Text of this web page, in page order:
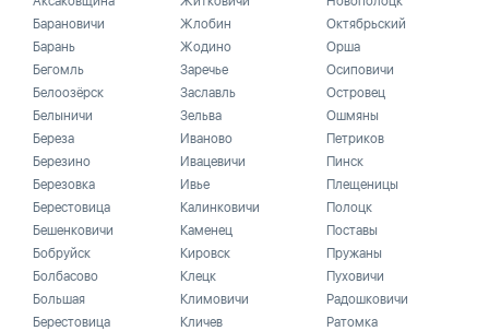
Барановичи
Барань
Бегомль
Белоозёрск
Белыничи
Береза
Березино
Березовка
Берестовица
Бешенковичи
Бобруйск
Болбасово
Большая
Берестовица
Жлобин
Жодино
Заречье
Заславль
Зельва
Иваново
Ивацевичи
Ивье
Калинковичи
Каменец
Кировск
Клецк
Климовичи
Кличев
Октябрьский
Орша
Осиповичи
Островец
Ошмяны
Петриков
Пинск
Плещеницы
Полоцк
Поставы
Пружаны
Пуховичи
Радошковичи
Ратомка